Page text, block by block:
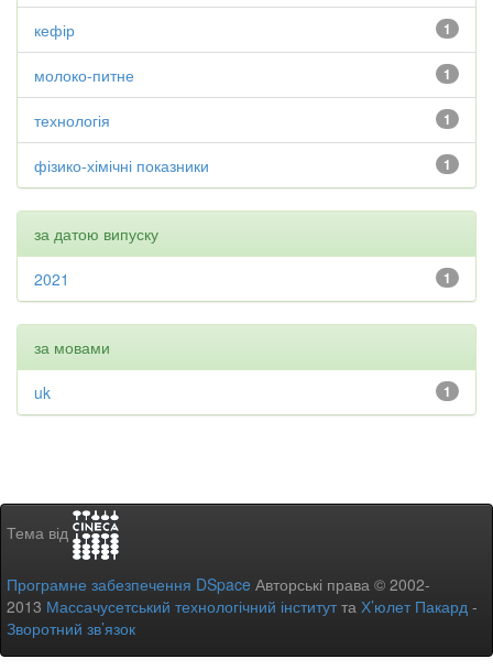
1
кефір
1
молоко-питне
1
технологія
1
фізико-хімічні показники
за датою випуску
1
2021
за мовами
1
uk
Тема від
Програмне забезпечення DSpace Авторські права © 2002-
2013 Массачусетський технологічний інститутта Х’юлет Пакард -
Зворотний зв’язок